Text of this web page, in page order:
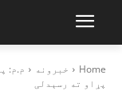
Home خبرونه
م.م:
پړاو ته رسېدلی